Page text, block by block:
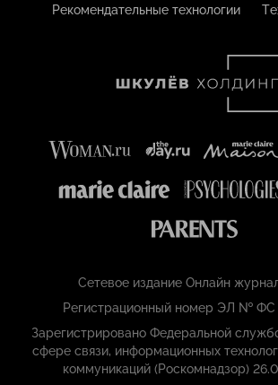
Рекомендательные технологии
Сетевое издание Онлайн
Регистрационный номер ЭЛ № ФС
Зарегистрировано Федеральной
сфере связи, информационных
коммуникаций (Роскомнадзор)